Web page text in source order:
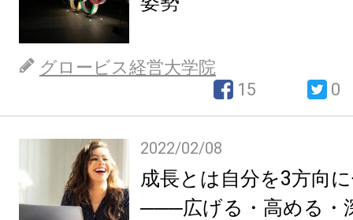
グロービス経営大学院
15
0
2022/02/08
成長とは自分を3方向
───広げる・高める・